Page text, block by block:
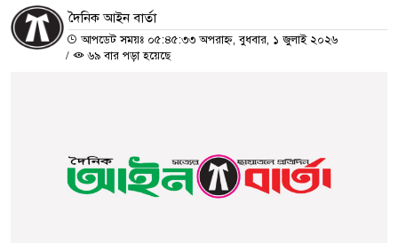
দৈনিক আইন বার্তা
আপডেট সময়ঃ ০৫:৪৫:৩৩ অপরাহ্ন, বুধবার, ১ জুলাই ২০২৬
/
৬৯ বার পড়া হয়েছে